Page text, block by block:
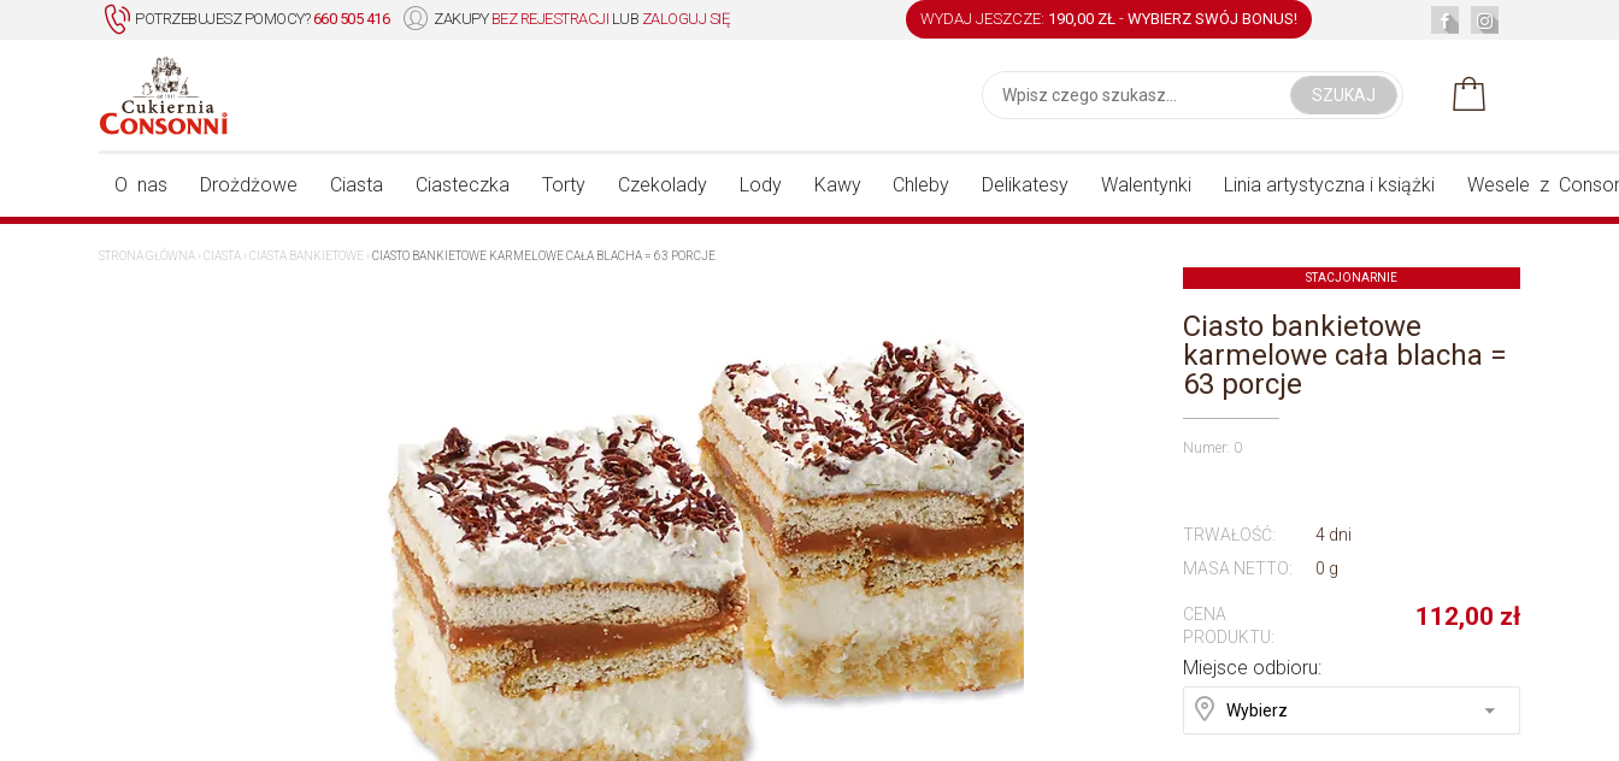
POTRZEBUJESZ POMOCY?660 505 416 ZAKUPY BEZ REJESTRACJI LUB ZALOGUJ SIĘ WYDAJ JESZCZE: 190,00 ZŁ - WYBIERZ SWÓJ BONUS!
SZUKAJ
O nas Drożdżowe Ciasta Ciasteczka Torty Czekolady Lody Kawy Chleby Delikatesy Walentynki Linia artystyczna i książki Wesele z
STRONA GŁÓWNA › CIASTA › CIASTA BANKIETOWE › CIASTO BANKIETOWE KARMELOWE CAŁA BLACHA = 63 PORCJE
STACJONARNIE
Ciasto bankietowe
karmelowe cała blacha =
63 porcje
Numer: 0
TRWAŁOŚĆ:
4 dni
MASA NETTO:
0 g
CENA
PRODUKTU:
112,00 zł
Miejsce odbioru: